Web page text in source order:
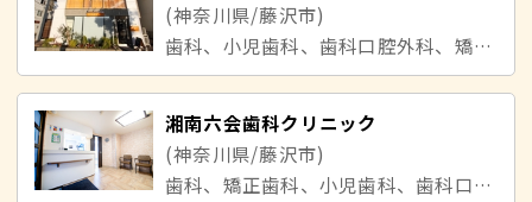
(神奈川県/藤沢市)
歯科、小児歯科、歯科口腔外科、矯正歯科
湘南六会歯科クリニック
(神奈川県/藤沢市)
歯科、矯正歯科、小児歯科、歯科口腔外科